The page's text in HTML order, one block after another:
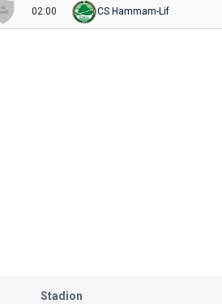
02:00 CS Hammam-Lif
Stadion